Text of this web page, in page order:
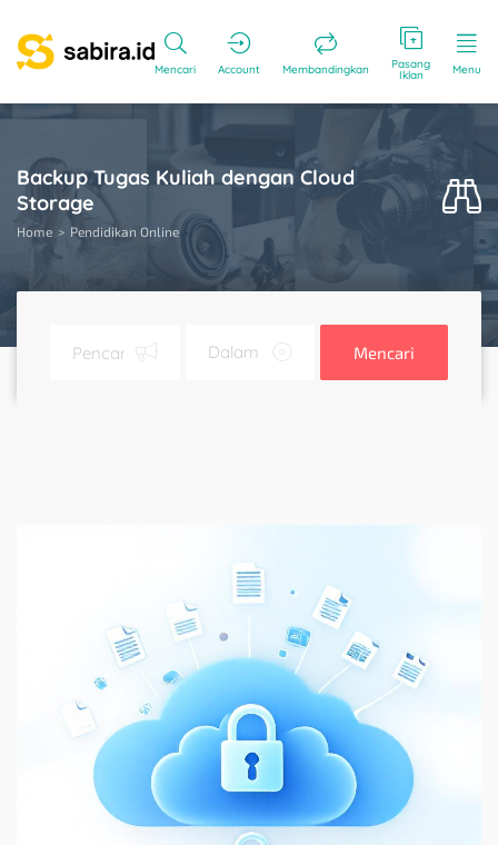
Mencari Account Membandingkan Pasang
Iklan Menu
Backup Tugas Kuliah dengan Cloud
Storage
Home Pendidikan Online
Mencari